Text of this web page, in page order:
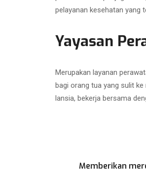
pelayanan kesehatan yang
Yayasan
Merupakan layanan
bagi orang tua yang sulit
lansia, bekerja bersama
Memberikan